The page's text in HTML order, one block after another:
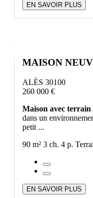
EN SAVOIR PLUS
MAISON
ALÈS 30100
260 000 €
Maison avec terrain
dans un
petit ...
90 m² 3 ch. 4 p.
EN SAVOIR PLUS